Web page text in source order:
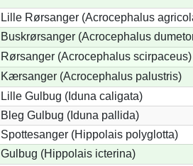
Lille Rørsanger (Acrocephalus
Buskrørsanger (Acrocephalus
Rørsanger (Acrocephalus scirpaceus)
Kærsanger (Acrocephalus palustris)
Lille Gulbug (Iduna caligata)
Bleg Gulbug (Iduna pallida)
Spottesanger (Hippolais polyglotta)
Gulbug (Hippolais icterina)